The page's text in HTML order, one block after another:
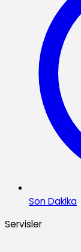
Son Dakika
Servisler